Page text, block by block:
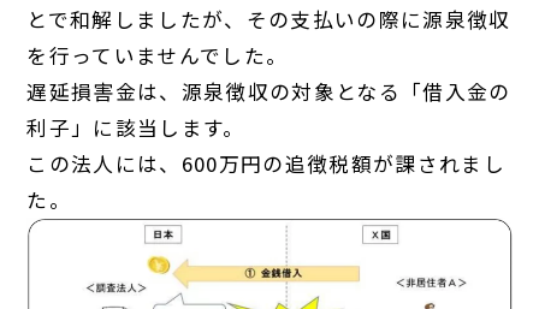
とで和解しましたが、その支払いの際に源泉徴収
を行っていませんでした。
遅延損害金は、源泉徴収の対象となる「借入金の
利子」に該当します。
この法人には、600万円の追徴税額が課されまし
た。